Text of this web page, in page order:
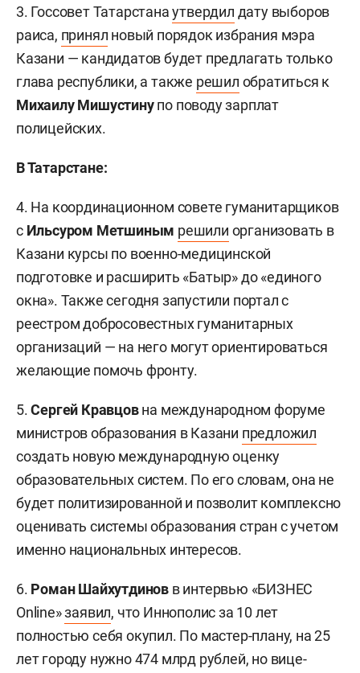
3. Госсовет Татарстанаутвердил дату выборов
раиса, принял новый порядок избрания мэра
Казани — кандидатов будет предлагать только
глава республики, а также решил обратиться к
Михаилу Мишустинупо поводу зарплат
полицейских.
В Татарстане:
4. На координационном совете гуманитарщиков
с Ильсуром Метшиным решили организовать в
Казани курсы по военно-медицинской
подготовке и расширить «Батыр» до «единого
окна». Также сегодня запустили портал с
реестром добросовестных гуманитарных
организаций — на него могут ориентироваться
желающие помочь фронту.
5.Сергей Кравцовна международном форуме
министров образования в Казани предложил
создать новую международную оценку
образовательных систем. По его словам, она не
будет политизированной и позволит комплексно
оценивать системы образования стран с учетом
именно национальных интересов.
6. Роман Шайхутдинов в интервью «БИЗНЕС
Online»заявил, что Иннополис за 10 лет
полностью себя окупил. По мастер-плану, на 25
лет городу нужно 474 млрд рублей, но вице-